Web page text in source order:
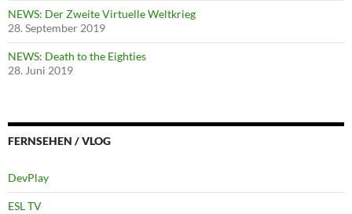
NEWS: Der Zweite Virtuelle Weltkrieg
28. September 2019
NEWS: Death to the Eighties
28. Juni 2019
FERNSEHEN / VLOG
DevPlay
ESL TV